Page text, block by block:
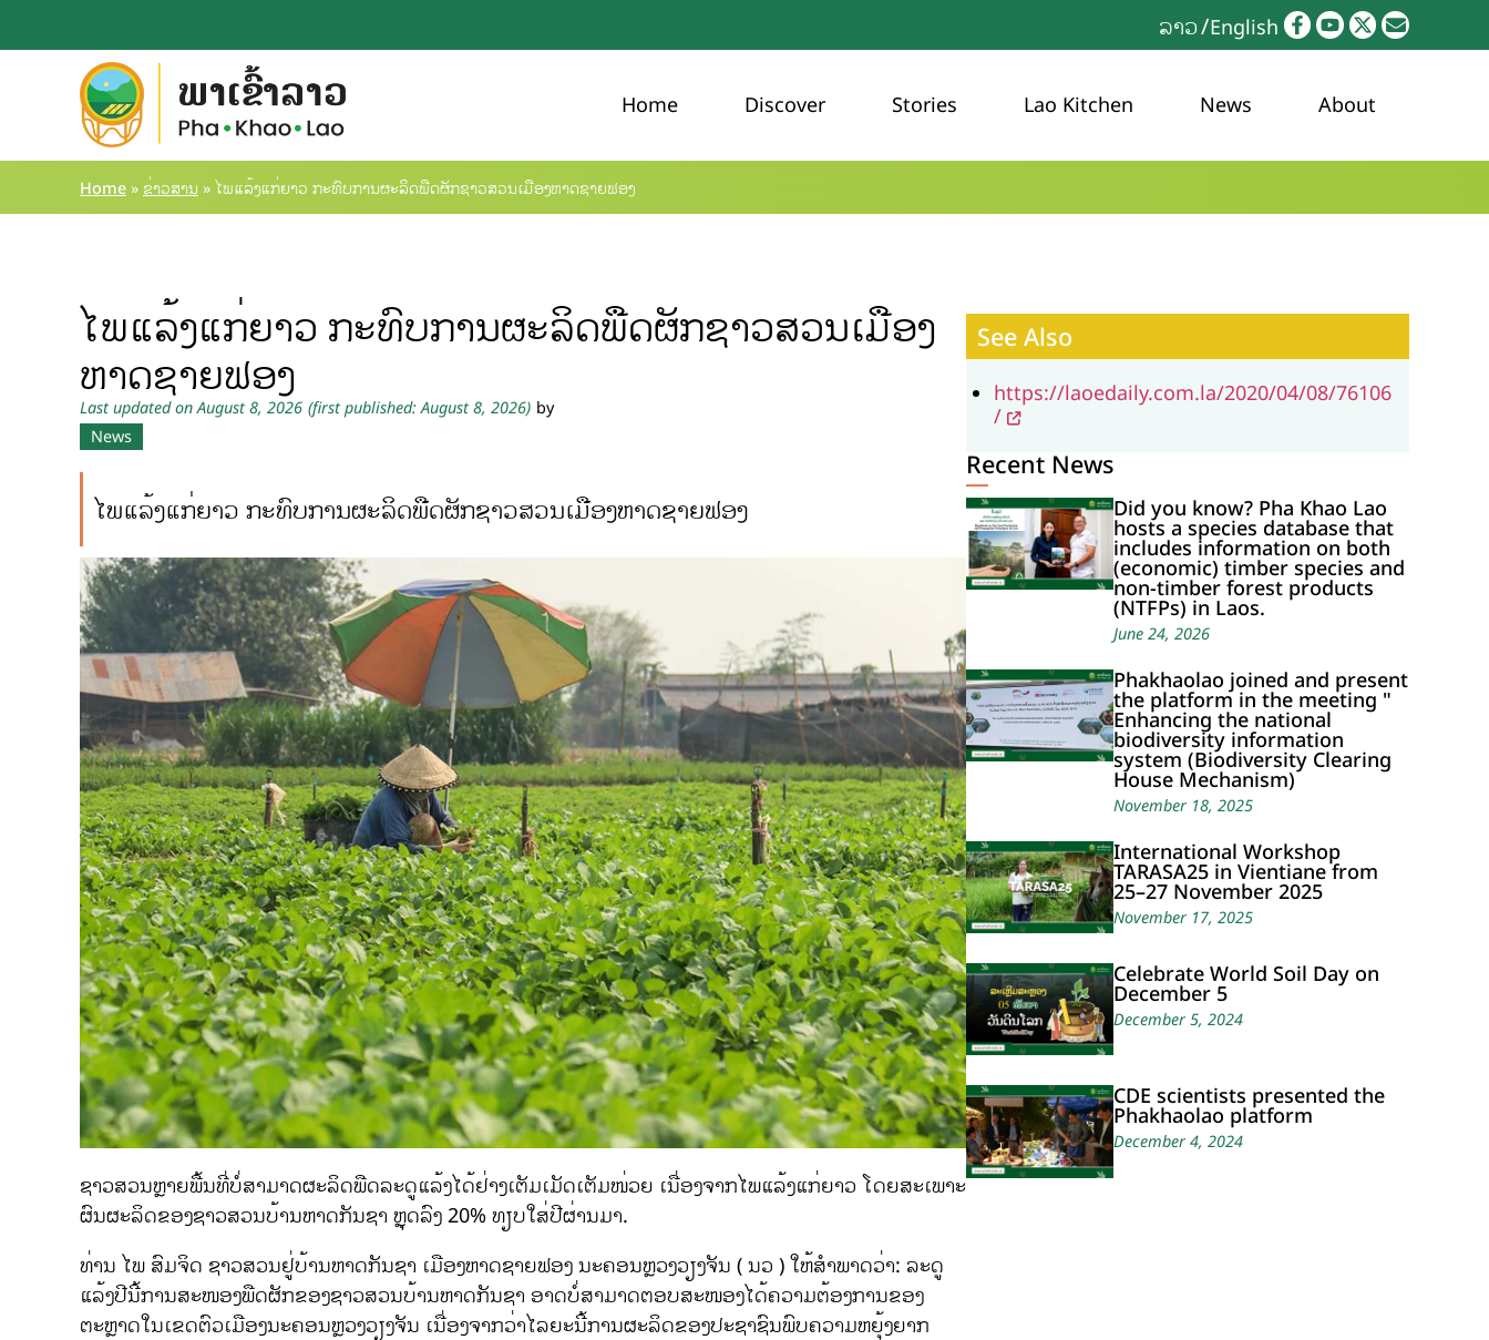
ລາວ English
Home Discover Stories Lao Kitchen News About
Home » ຂ່າວສານ » ໄພແລ້ງແກ່ຍາວ ກະທົບການຜະລິດພືດຜັກຊາວສວນເມືອງຫາດຊາຍຟອງ
ໄພແລ້ງແກ່ຍາວ ກະທົບການຜະລິດພືດຜັກຊາວສວນເມືອງ
ຫາດຊາຍຟອງ
Last updated on August 8, 2026 (first published: August 8, 2026) by
News
ໄພແລ້ງແກ່ຍາວ ກະທົບການຜະລິດພືດຜັກຊາວສວນເມືອງຫາດຊາຍຟອງ
ຊາວສວນຫຼາຍພື້ນທີ່ບໍ່ສາມາດຜະລິດພືດລະດູແລ້ງໄດ້ຢ່າງເຕັມເມັດເຕັມໜ່ວຍ ເນື່ອງຈາກໄພແລ້ງແກ່ຍາວ ໂດຍສະເພາະ
ຜົນຜະລິດຂອງຊາວສວນບ້ານຫາດກັນຊາ ຫຼຸດລົງ 20% ທຽບໃສ່ປີຜ່ານມາ.
ທ່ານ ໄພ ສົມຈິດ ຊາວສວນຢູ່ບ້ານຫາດກັນຊາ ເມືອງຫາດຊາຍຟອງ ນະຄອນຫຼວງວຽງຈັນ ( ນວ ) ໃຫ້ສຳພາດວ່າ: ລະດູ
ແລ້ງປີນີ້ການສະໜອງພືດຜັກຂອງຊາວສວນບ້ານຫາດກັນຊາ ອາດບໍ່ສາມາດຕອບສະໜອງໄດ້ຄວາມຕ້ອງການຂອງ
ຕະຫຼາດໃນເຂດຕົວເມືອງນະຄອນຫຼວງວຽງຈັນ ເນື່ອງຈາກວ່າໄລຍະນີ້ການຜະລິດຂອງປະຊາຊົນພົບຄວາມຫຍຸ້ງຍາກ
See Also
https://laoedaily.com.la/2020/04/08/76106
/
Recent News
Did you know? Pha Khao Lao
hosts a species database that
includes information on both
(economic) timber species and
non-timber forest products
(NTFPs) in Laos.
June 24, 2026
Phakhaolao joined and present
the platform in the meeting "
Enhancing the national
biodiversity information
system (Biodiversity Clearing
House Mechanism)
November 18, 2025
International Workshop
TARASA25 in Vientiane from
25–27 November 2025
November 17, 2025
Celebrate World Soil Day on
December 5
December 5, 2024
CDE scientists presented the
Phakhaolao platform
December 4, 2024